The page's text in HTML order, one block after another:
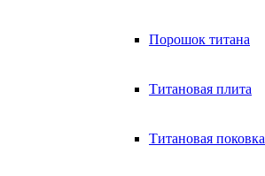
Порошок титана
Титановая плита
Титановая поковка